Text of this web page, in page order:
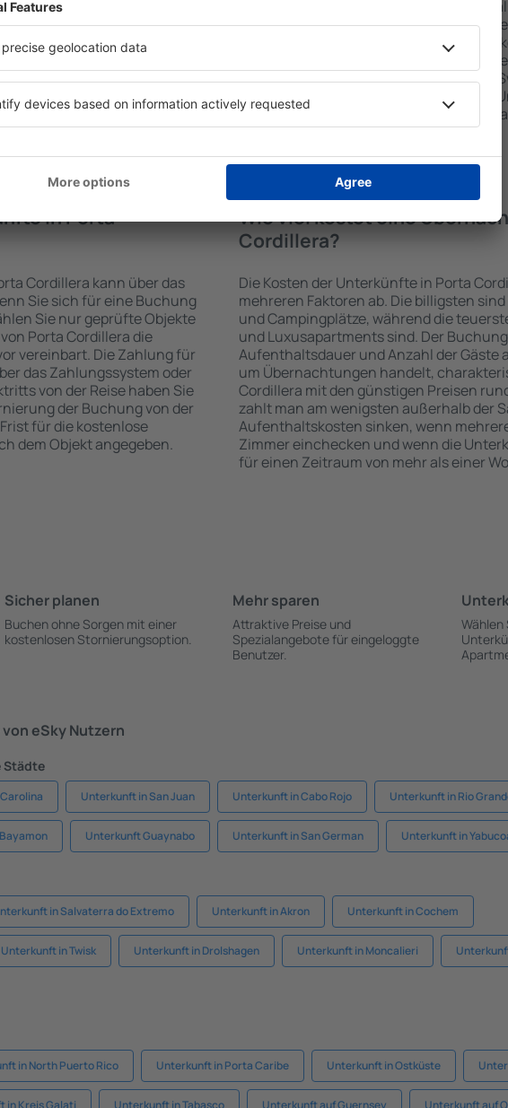
Nach Auswahl der
an, welche
sind. Die Auswahl der
der Einrichtung und die
die Entfernung zum
der Buchung
ganz einfach eine
Minuten auswählen.
alleine oder
Sterne ab. Gäste nutzen Küchenzeile,
und Kaffeezubehör, Handtücher und
Unterkünften verfügbar sind. Besucher
Parkplätze an der Unterkunft benutzen,
Restaurant bestellen oder ein Hotel mit
auswählen. Sie können zusätzlich eine
Cordillera buchen, die den Gästen
in Porta
Cordillera kann über das
Sie sich für eine Buchung
Sie nur geprüfte Objekte
Porta Cordillera die
vereinbart. Die Zahlung für
das Zahlungssystem oder
von der Reise haben Sie
der Buchung von der
für die kostenlose
dem Objekt angegeben.
Wie viel kostet eine
Cordillera?
Die Kosten der Unterkünfte in Porta
mehreren Faktoren ab. Die billigsten
und Campingplätze, während die
und Luxusapartments sind. Der
Aufenthaltsdauer und Anzahl der Gäste
um Übernachtungen handelt,
Cordillera mit den günstigen Preisen
zahlt man am wenigsten außerhalb der
Aufenthaltskosten sinken, wenn
Zimmer einchecken und wenn die
für einen Zeitraum von mehr als einer
Sicher planen
Buchen ohne Sorgen mit einer
kostenlosen Stornierungsoption.
Mehr sparen
Attraktive Preise und
Spezialangebote für eingeloggte
Benutzer.
Wählen
eSky Nutzern
Städte
Unterkunft in San Juan Unterkunft in Cabo Rojo Unterkunft in Rio
Unterkunft Guaynabo Unterkunft in San German Unterkunft in
in Salvaterra do Extremo Unterkunft in Akron Unterkunft in Cochem
Unterkunft in Twisk Unterkunft in Drolshagen Unterkunft in Moncalieri
in North Puerto Rico Unterkunft in Porta Caribe Unterkunft in Ostküste
in Kreis Galați Unterkunft in Tabasco Unterkunft auf Guernsey Unterkunft auf